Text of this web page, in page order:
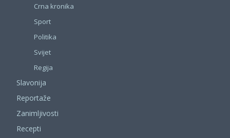
Crna kronika
Sport
Politika
Svijet
Regija
Slavonija
Reportaže
Zanimljivosti
Recepti